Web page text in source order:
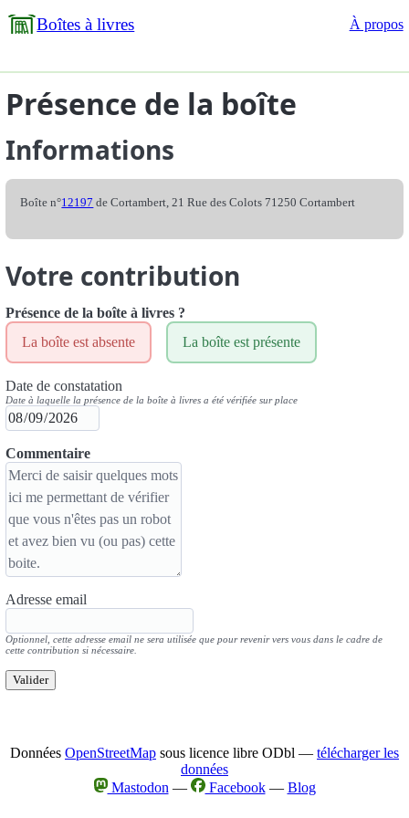
Boîtes à livres À propos
Présence de la boîte
Informations
Boîte n°12197 de Cortambert, 21 Rue des Colots 71250 Cortambert
Votre contribution
Présence de la boîte à livres ?
La boîte est absente
La boîte est présente
Date de constatation
Date à laquelle la présence de la boîte à livres a été vérifiée sur place
Commentaire
Adresse email
Optionnel, cette adresse email ne sera utilisée que pour revenir vers vous dans le cadre de
cette contribution si nécessaire.
Valider
Données OpenStreetMap sous licence libre ODbl — télécharger les
données
Mastodon — Facebook— Blog